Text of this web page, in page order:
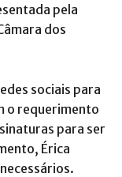
pela
dos
sociais para
o requerimento
para ser
Érica